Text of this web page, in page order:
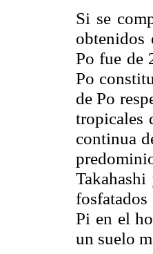
Si se
obtenidos
Po fue de
Po
de Po
tropicales
continua
Pi en el
un suelo